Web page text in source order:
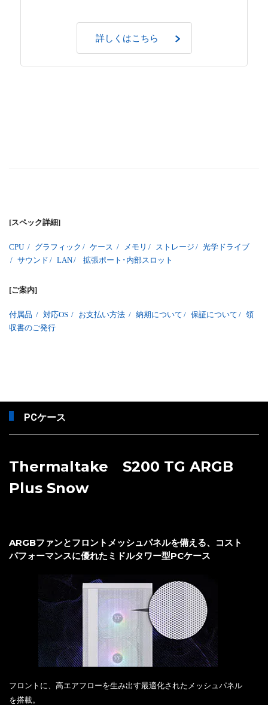
詳しくはこちら
[スペック詳細]
CPU / グラフィック / ケース / メモリ / ストレージ / 光学ドライブ
/ サウンド / LAN/ 拡張ポート･内部スロット
[ご案内]
付属品 / 対応OS / お支払い方法 / 納期について / 保証について / 領
収書のご発行
PCケース
Thermaltake S200 TG ARGB
Plus Snow
ARGBファンとフロントメッシュパネルを備える、コスト
パフォーマンスに優れたミドルタワー型PCケース
フロントに、高エアフローを生み出す最適化されたメッシュパネル
を搭載。